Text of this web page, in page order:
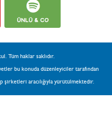
Tüm haklar saklıdır.
bu konuda düzenleyiciler tarafından
aracılığıyla yürütülmektedir.